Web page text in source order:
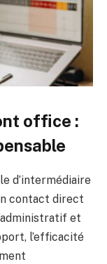
office :
d’intermédiaire
contact direct
et
l’efficacité